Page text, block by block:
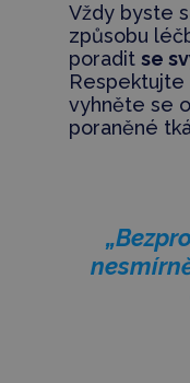
Vždy byste
způsobu
poradit se
Respektujte
vyhněte se
poraněné